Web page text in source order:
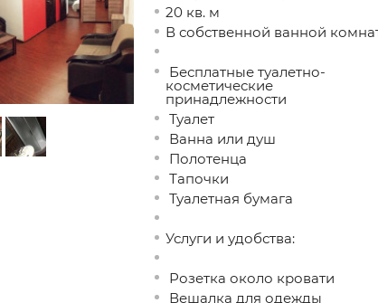
20 кв. м
В собственной ванной
Бесплатные туалетно-
косметические
принадлежности
Туалет
Ванна или душ
Полотенца
Тапочки
Туалетная бумага
Услуги и удобства: ​
Розетка около кровати
Вешалка для одежды